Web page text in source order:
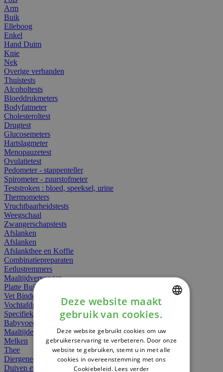
Arm
Buik
Elleboog
Enkel
Hand Duim
Knie
Nek
Overige verbanden
Thuistests
Alcoholtests
Bloeddrukmeters
Bodyfatmeter
Cholesteroltest
Drugtest
Glucosemeters
Hartslagmeter
Menopauzetest
Ovulatietest
Pedometer - stappenteller
Spirometer - zuurstofmeter
Teststroken : bloed, speeksel, urine
Thermometers
Vruchtbaarheidstests
Weegschaal
Zwangerschapstests
Afslanken
Afslanken
Afslankthee en Koffie
Combinatiepreparaten
Eetlustremmers
Maaltijdvervanger
Platte Buik
Vet Binders
Vochtafdrijvers
Specifieke Voeding
Babyvoeding
Maaltijden
Melken
Thee
Diergeneesmiddelen
Duiven en vogels
DUTCH
FRENCH
ENGLISH
Deze website maakt
gebruik van cookies.
Deze website gebruikt cookies om uw
gebruikerservaring te verbeteren. Door onze
website te gebruiken, stemt u in met alle
cookies in overeenstemming met ons
Cookiebeleid. Lees verder